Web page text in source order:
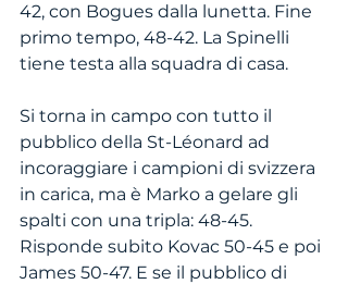
42, con Bogues dalla lunetta. Fine
primo tempo, 48-42. La Spinelli
tiene testa alla squadra di casa.
Si torna in campo con tutto il
pubblico della St-Léonard ad
incoraggiare i campioni di svizzera
in carica, ma è Marko a gelare gli
spalti con una tripla: 48-45.
Risponde subito Kovac 50-45 e poi
James 50-47. E se il pubblico di